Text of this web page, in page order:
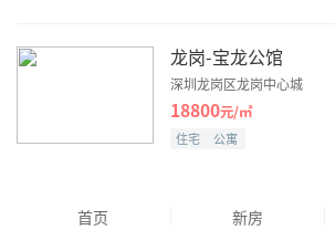
龙岗-宝龙公馆
深圳龙岗区龙岗中心城
18800元/㎡
住宅 公寓
首页 新房